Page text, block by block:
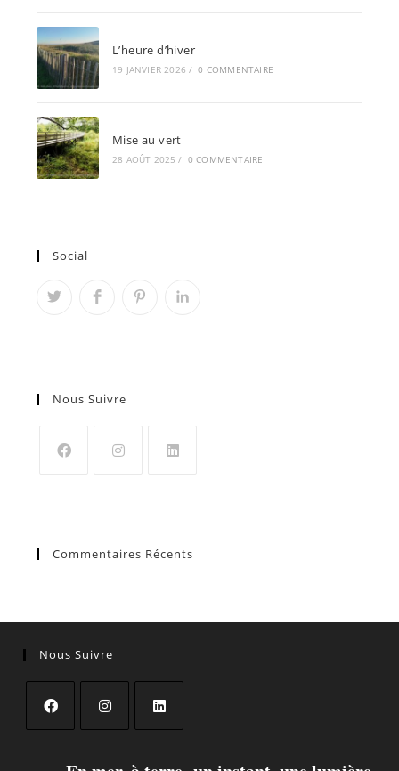
L’heure d’hiver
19 JANVIER 2026 / 0 COMMENTAIRE
Mise au vert
28 AOÛT 2025 / 0 COMMENTAIRE
Social
Nous Suivre
Commentaires Récents
Nous Suivre